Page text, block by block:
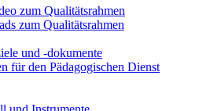
zum Qualitätsrahmen
zum Qualitätsrahmen
und -dokumente
für den Pädagogischen Dienst